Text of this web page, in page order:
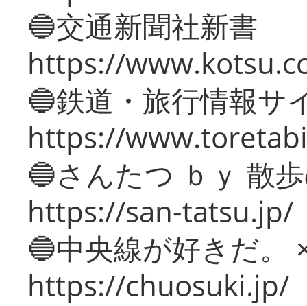
🔵交通新聞社新書
https://
🔵鉄道・旅行情報サ
https://
🔵さんたつ ｂｙ 散
https://san-tatsu.jp/
🔵中央線が好きだ。
https://chuosuki.jp/